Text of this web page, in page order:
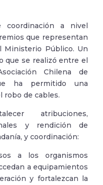
coordinación a nivel
que representan
Ministerio Público. Un
que se realizó entre el
Chilena de
ha permitido una
robo de cables.
atribuciones,
y rendición de
y coordinación:
a los organismos
a equipamientos
y fortalezcan la